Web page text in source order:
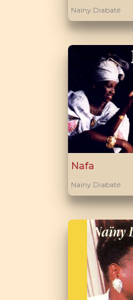
Naïny Diabaté
Nafa
Naïny Diabaté